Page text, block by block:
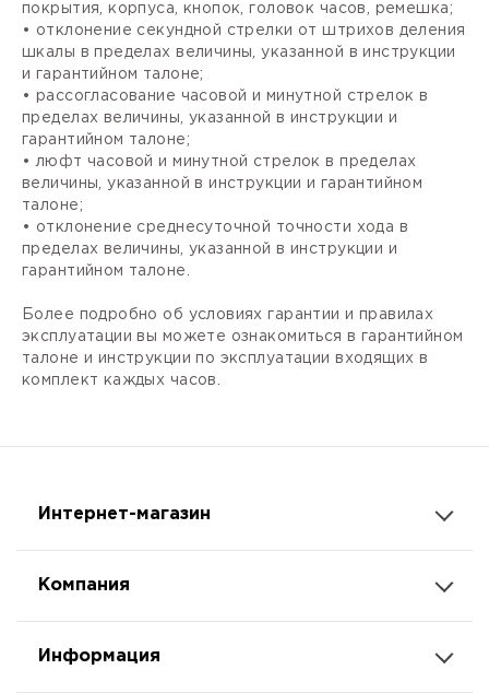
покрытия, корпуса, кнопок, головок часов, ремешка;
• отклонение секундной стрелки от штрихов деления
шкалы в пределах величины, указанной в инструкции
и гарантийном талоне;
• рассогласование часовой и минутной стрелок в
пределах величины, указанной в инструкции и
гарантийном талоне;
• люфт часовой и минутной стрелок в пределах
величины, указанной в инструкции и гарантийном
талоне;
• отклонение среднесуточной точности хода в
пределах величины, указанной в инструкции и
гарантийном талоне.
Более подробно об условиях гарантии и правилах
эксплуатации вы можете ознакомиться в гарантийном
талоне и инструкции по эксплуатации входящих в
комплект каждых часов.
Интернет-магазин
Компания
Информация